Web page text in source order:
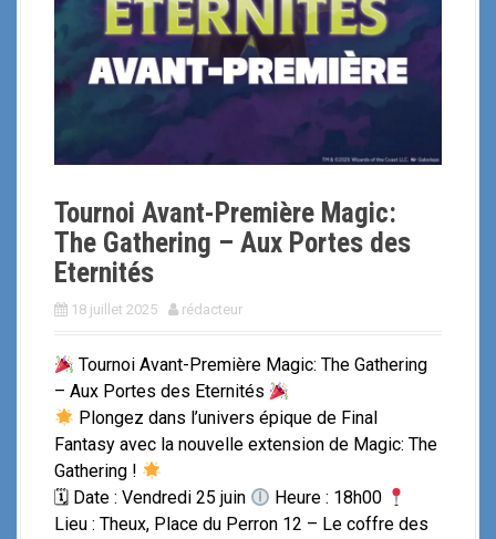
Tournoi Avant-Première Magic:
The Gathering – Aux Portes des
Eternités
18 juillet 2025 rédacteur
Tournoi Avant-Première Magic: The Gathering
– Aux Portes des Eternités
Plongez dans l’univers épique de Final
Fantasy avec la nouvelle extension de Magic: The
Gathering !
🗓 Date : Vendredi 25 juin
Heure : 18h00
Lieu : Theux, Place du Perron 12 – Le coffre des